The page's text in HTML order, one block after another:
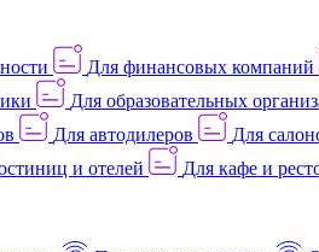
Для финансовых компаний
Для образовательных
Для автодилеров Для
и отелей Для кафе и